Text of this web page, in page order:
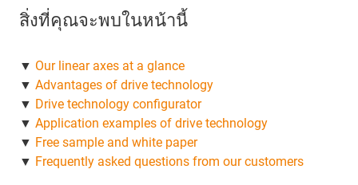
สิ่งที่คุณจะพบในหน้านี้
▼ Our linear axes at a glance
▼ Advantages of drive technology
▼ Drive technology configurator
▼ Application examples of drive technology
▼ Free sample and white paper
▼ Frequently asked questions from our customers